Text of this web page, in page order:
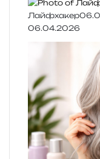
Лайфхакер
06.04.2026